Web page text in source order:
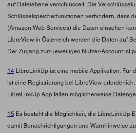
auf Dateiebene verschlüsselt. Die
Schlüsselspeicherfunktionen verhindern, dass
(Amazon Web Services) die Daten einsehen
LibreView in Österreich werden die Daten auf
Der Zugang zum jeweiligen Nutzer-Account ist
14 LibreLinkUp ist eine mobile Applikation. Für
ist eine Registrierung bei LibreView
LibreLinkUp App fallen möglicherweise
15 Es besteht die Möglichkeit, die LibreLinkUp
damit Benachrichtigungen und Warnhinweise